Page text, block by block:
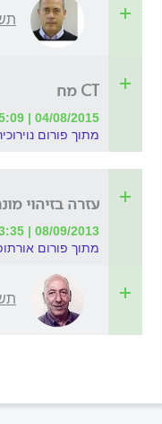
CT מח
04/08/2015 | 15:09 | מאת: לאה
מתוך פורום
עזרה בזיהוי
08/09/2013 | 13:35 | מאת: דרור
מתוך פורום